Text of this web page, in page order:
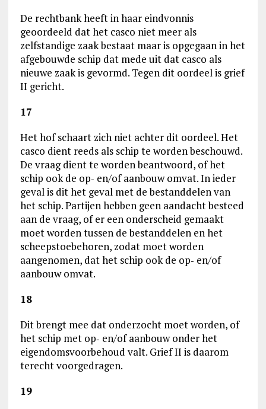
De rechtbank heeft in haar eindvonnis
geoordeeld dat het casco niet meer als
zelfstandige zaak bestaat maar is opgegaan in het
afgebouwde schip dat mede uit dat casco als
nieuwe zaak is gevormd. Tegen dit oordeel is grief
II gericht.
17
Het hof schaart zich niet achter dit oordeel. Het
casco dient reeds als schip te worden beschouwd.
De vraag dient te worden beantwoord, of het
schip ook de op‑ en/of aanbouw omvat. In ieder
geval is dit het geval met de bestanddelen van
het schip. Partijen hebben geen aandacht besteed
aan de vraag, of er een onderscheid gemaakt
moet worden tussen de bestanddelen en het
scheepstoebehoren, zodat moet worden
aangenomen, dat het schip ook de op‑ en/of
aanbouw omvat.
18
Dit brengt mee dat onderzocht moet worden, of
het schip met op‑ en/of aanbouw onder het
eigendomsvoorbehoud valt. Grief II is daarom
terecht voorgedragen.
19